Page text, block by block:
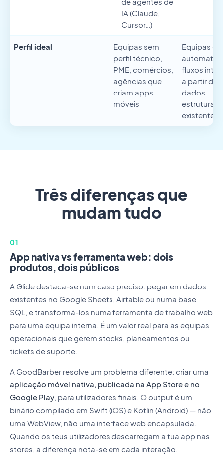
de agentes de
IA (Claude,
Cursor…)
Perfil ideal
Equipas sem
perfil técnico,
PME, comércios,
agências que
criam apps
móveis
Equipas
fluxos
a partir de
dados
existentes
Três diferenças que
mudam tudo
01
App nativa vs ferramenta web: dois
produtos, dois públicos
A Glide destaca-se num caso preciso: pegar em dados
existentes no Google Sheets, Airtable ou numa base
SQL, e transformá-los numa ferramenta de trabalho web
para uma equipa interna. É um valor real para as equipas
operacionais que gerem stocks, planeamentos ou
tickets de suporte.
A GoodBarber resolve um problema diferente: criar uma
aplicação móvel nativa, publicada na App Store e no
Google Play , para utilizadores finais. O output é um
binário compilado em Swift (iOS) e Kotlin (Android) — não
uma WebView, não uma interface web encapsulada.
Quando os teus utilizadores descarregam a tua app nas
stores, a diferença nota-se em cada interação.